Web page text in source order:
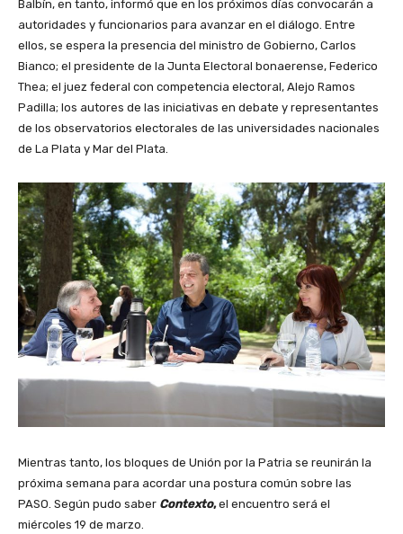
Balbín, en tanto, informó que en los próximos días convocarán a
autoridades y funcionarios para avanzar en el diálogo. Entre
ellos, se espera la presencia del ministro de Gobierno, Carlos
Bianco; el presidente de la Junta Electoral bonaerense, Federico
Thea; el juez federal con competencia electoral, Alejo Ramos
Padilla; los autores de las iniciativas en debate y representantes
de los observatorios electorales de las universidades nacionales
de La Plata y Mar del Plata.
Mientras tanto, los bloques de Unión por la Patria se reunirán la
próxima semana para acordar una postura común sobre las
PASO. Según pudo saber Contexto,el encuentro será el
miércoles 19 de marzo.